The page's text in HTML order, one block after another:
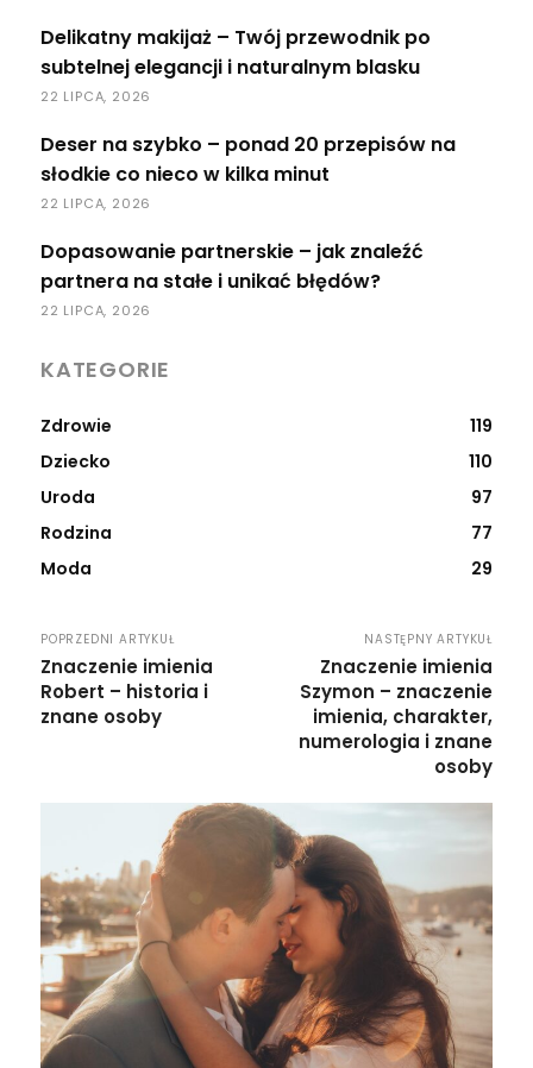
Delikatny makijaż – Twój przewodnik po
subtelnej elegancji i naturalnym blasku
22 LIPCA, 2026
Deser na szybko – ponad 20 przepisów na
słodkie co nieco w kilka minut
22 LIPCA, 2026
Dopasowanie partnerskie – jak znaleźć
partnera na stałe i unikać błędów?
22 LIPCA, 2026
KATEGORIE
Zdrowie
119
Dziecko
110
Uroda
97
Rodzina
77
Moda
29
POPRZEDNI ARTYKUŁ
Znaczenie imienia
Robert – historia i
znane osoby
NASTĘPNY ARTYKUŁ
Znaczenie imienia
Szymon – znaczenie
imienia, charakter,
numerologia i znane
osoby